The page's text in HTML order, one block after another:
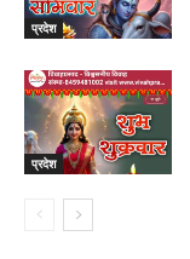
प्रदेश
प्रदेश